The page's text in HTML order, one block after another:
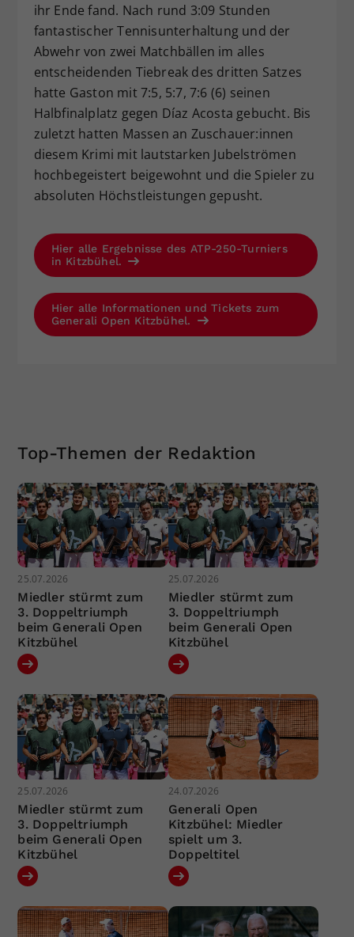
ihr Ende fand. Nach rund 3:09 Stunden
fantastischer Tennisunterhaltung und der
Abwehr von zwei Matchbällen im alles
entscheidenden Tiebreak des dritten Satzes
hatte Gaston mit 7:5, 5:7, 7:6 (6) seinen
Halbfinalplatz gegen Díaz Acosta gebucht. Bis
zuletzt hatten Massen an Zuschauer:innen
diesem Krimi mit lautstarken Jubelströmen
hochbegeistert beigewohnt und die Spieler zu
absoluten Höchstleistungen gepusht.
Hier alle Ergebnisse des ATP-250-Turniers
in Kitzbühel.
Hier alle Informationen und Tickets zum
Generali Open Kitzbühel.
Top-Themen der Redaktion
25.07.2026
Miedler stürmt zum
3. Doppeltriumph
beim Generali Open
Kitzbühel
25.07.2026
Miedler stürmt zum
3. Doppeltriumph
beim Generali Open
Kitzbühel
25.07.2026
Miedler stürmt zum
3. Doppeltriumph
beim Generali Open
Kitzbühel
24.07.2026
Generali Open
Kitzbühel: Miedler
spielt um 3.
Doppeltitel